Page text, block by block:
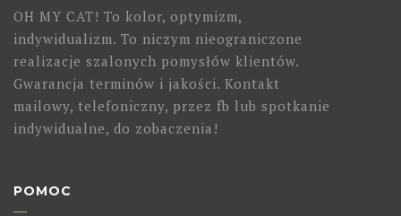
OH MY CAT! To kolor, optymizm,
indywidualizm. To niczym nieograniczone
realizacje szalonych pomysłów klientów.
Gwarancja terminów i jakości. Kontakt
mailowy, telefoniczny, przez fb lub spotkanie
indywidualne, do zobaczenia!
POMOC